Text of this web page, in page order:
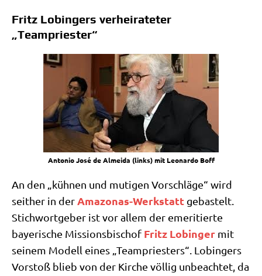
Fritz Lobingers verheirateter
„Teampriester“
Anto­nio José de Almei­da (links) mit Leo­nar­do Boff
An den „küh­nen und muti­gen Vor­schlä­ge“ wird
seit­her in derAma­zo­nas-Werk­statt geba­stelt.
Stich­wort­ge­ber ist vor allem der eme­ri­tier­te
baye­ri­sche Mis­si­ons­bi­schof Fritz Lobin­ger mit
sei­nem Modell eines „Team­prie­sters“. Lobin­gers
Vor­stoß blieb von der Kir­che völ­lig unbe­ach­tet, da